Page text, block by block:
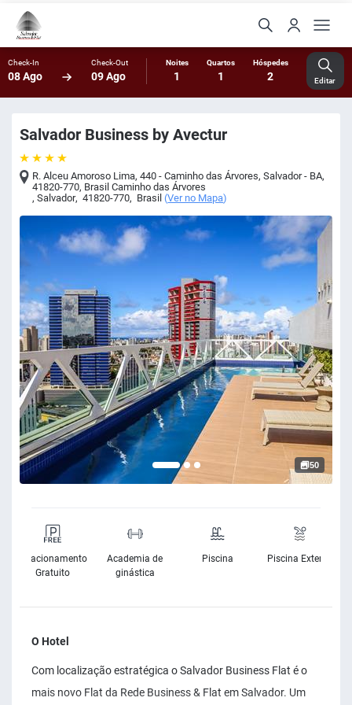
Check-In
08 Ago
Check-Out
09 Ago
Noites
1
Quartos
1
Hóspedes
2 Editar
Salvador Business by Avectur
R. Alceu Amoroso Lima, 440 - Caminho das Árvores, Salvador - BA,
41820-770, Brasil Caminho das Árvores
,Salvador, 41820-770, Brasil (Ver no Mapa)
50
Estacionamento
Gratuito
Academia de
ginástica
Piscina Piscina Exterior
O Hotel
Com localização estratégica o Salvador Business Flat é o
mais novo Flat da Rede Business & Flat em Salvador. Um